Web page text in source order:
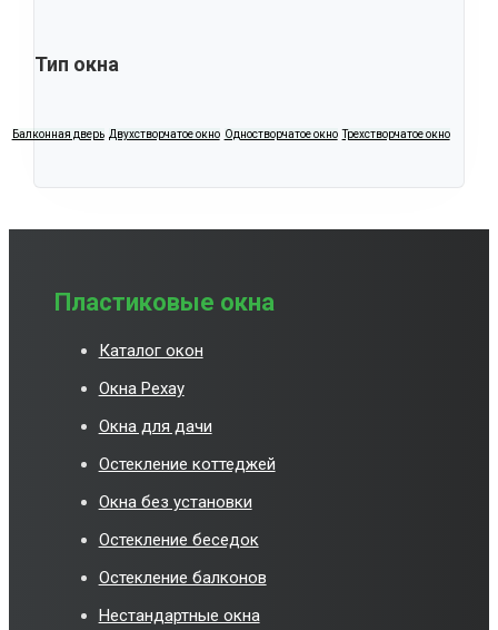
Тип окна
Балконная дверь Двухстворчатое окно Одностворчатое окно Трехстворчатое окно
Пластиковые окна
Каталог окон
Окна Рехау
Окна для дачи
Остекление коттеджей
Окна без установки
Остекление беседок
Остекление балконов
Нестандартные окна